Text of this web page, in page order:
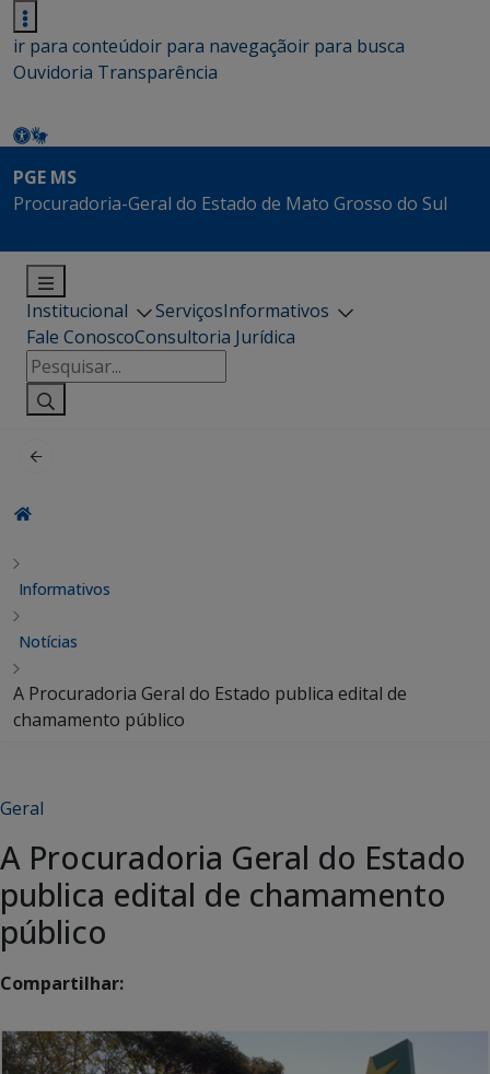
ir para conteúdoir para navegaçãoir para busca
Ouvidoria Transparência
PGE MS
Procuradoria-Geral do Estado de Mato Grosso do Sul
Institucional ServiçosInformativos
Fale ConoscoConsultoria Jurídica
Pesquisar
por:
Informativos
Notícias
A Procuradoria Geral do Estado publica edital de
chamamento público
Geral
A Procuradoria Geral do Estado
publica edital de chamamento
público
Compartilhar: